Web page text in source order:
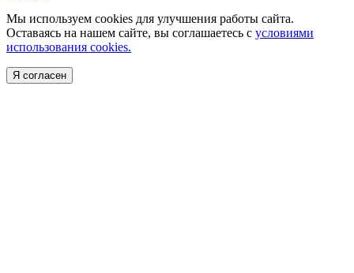
Мы используем cookies для улучшения работы сайта.
Оставаясь на нашем сайте, вы соглашаетесь с условиями
использования cookies.
Я согласен